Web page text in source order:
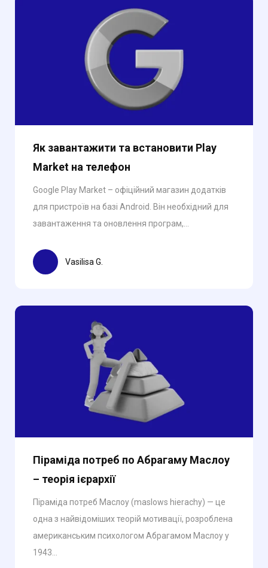
Як завантажити та встановити Play
Market на телефон
Google Play Market – офіційний магазин додатків
для пристроїв на базі Android. Він необхідний для
завантаження та оновлення програм,...
Vasilisa G.
Піраміда потреб по Абрагаму Маслоу
– теорія ієрархії
Піраміда потреб Маслоу (maslows hierachy) — це
одна з найвідоміших теорій мотивації, розроблена
американським психологом Абрагамом Маслоу у
1943...